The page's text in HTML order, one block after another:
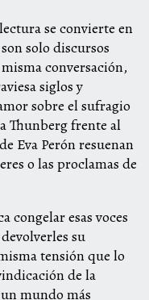
se convierte en
solo discursos
conversación,
siglos y
sobre el sufragio
Thunberg frente al
Eva Perón resuenan
o las proclamas de
congelar esas voces
su
tensión que lo
de la
mundo más